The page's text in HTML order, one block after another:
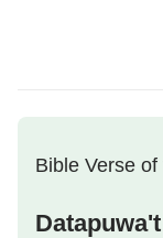
Bible Verse